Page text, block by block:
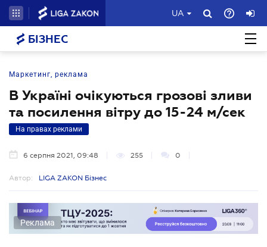
UA
БІЗНЕС
Маркетинг, реклама
В Україні очікуються грозові зливи
та посилення вітру до 15-24 м/сек
На правах реклами
6 серпня 2021, 09:48 255 0
Автор: LIGA ZAKON Бізнес
Реклама